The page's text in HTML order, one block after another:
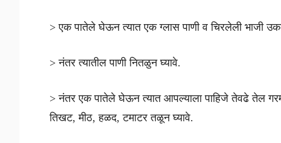
> एक पातेले घेऊन त्यात एक ग्लास पाणी व चिरलेली भाजी
> नंतर त्यातील पाणी नितळुन घ्यावे.
> नंतर एक पातेले घेऊन त्यात आपल्याला पाहिजे तेवढे तेल
तिखट, मीठ, हळद, टमाटर तळून घ्यावे.